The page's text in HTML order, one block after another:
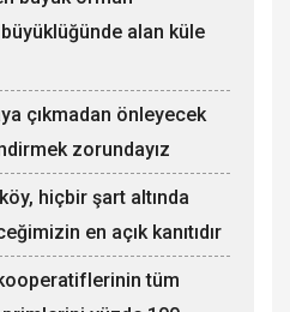
alan küle
çıkmadan önleyecek
zorundayız
hiçbir şart altında
en açık kanıtıdır
tüm